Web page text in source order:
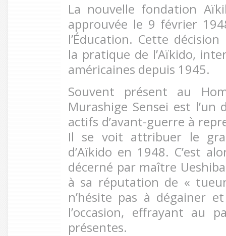
La nouvelle fondation
approuvée le 9 février
l’Éducation. Cette
la pratique de l’Aïkido,
américaines depuis 1945.
Souvent présent au
Murashige Sensei est
actifs d’avant-guerre à
Il se voit attribuer le
d’Aïkido en 1948. C’est
décerné par maître
à sa réputation de «
n’hésite pas à dégainer
l’occasion, effrayant au
présentes.